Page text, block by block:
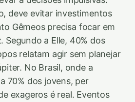
deve evitar investimentos
Gêmeos precisa focar em
Segundo a Elle, 40% dos
relatam agir sem planejar
No Brasil, onde a
70% dos jovens, per
exageros é real. Eventos